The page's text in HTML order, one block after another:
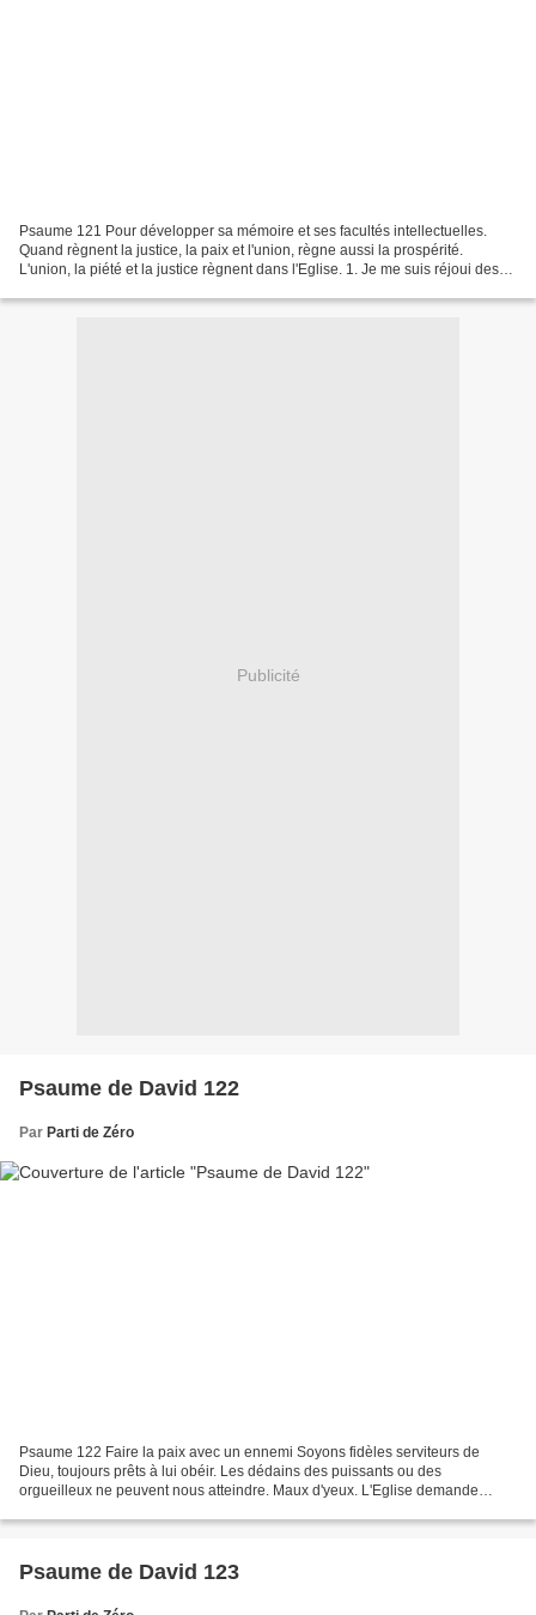
Psaume 121 Pour développer sa mémoire et ses facultés intellectuelles.
Quand règnent la justice, la paix et l'union, règne aussi la prospérité.
L'union, la piété et la justice règnent dans l'Eglise. 1. Je me suis réjoui des
Publicité
Psaume de David 122
Par Parti de Zéro
Psaume 122 Faire la paix avec un ennemi Soyons fidèles serviteurs de
Dieu, toujours prêts à lui obéir. Les dédains des puissants ou des
orgueilleux ne peuvent nous atteindre. Maux d'yeux. L'Eglise demande
Psaume de David 123